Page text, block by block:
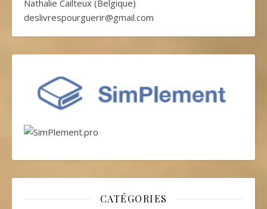
Nathalie Cailteux (Belgique)
deslivrespourguerir@gmail.com
CATÉGORIES